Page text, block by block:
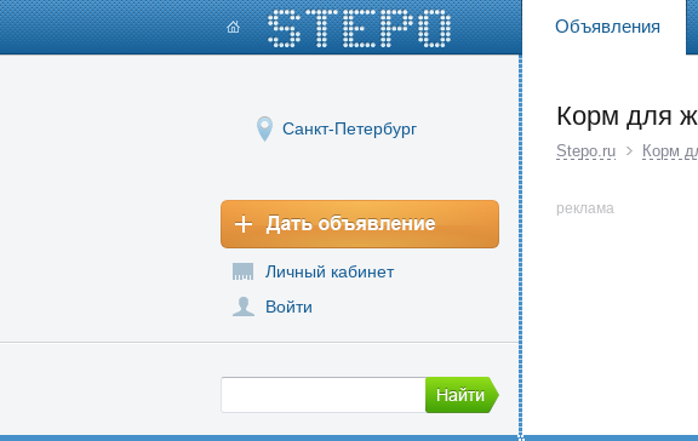
Объявления
Санкт-Петербург
Личный кабинет
Войти
Корм для
Stepo.ru Корм
реклама